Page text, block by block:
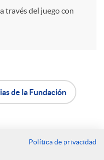
través del juego con
de la Fundación
Política de privacidad